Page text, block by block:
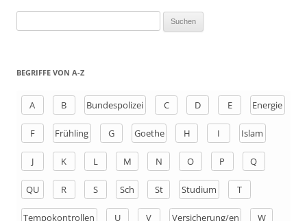
h
BEGRIFFE VON A-Z
A B Bundespolizei C D E Energie
F Frühling G Goethe H I Islam
J K L M N O P Q
QU R S Sch St Studium T
Tempokontrollen U V Versicherung/en W